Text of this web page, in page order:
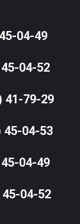
04-49
04-52
79-29
04-53
04-49
52